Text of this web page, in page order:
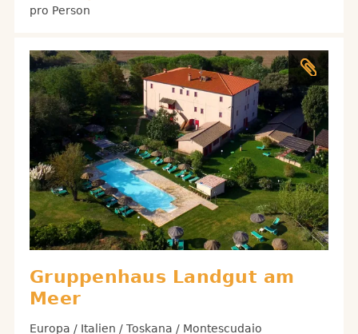
pro Person
Gruppenhaus Landgut am
Meer
Europa / Italien / Toskana / Montescudaio